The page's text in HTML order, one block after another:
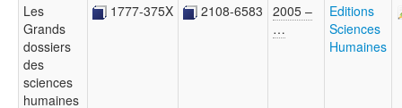
Les
Grands
dossiers
des
sciences
humaines
1777-375X 2108-6583 2005 –
…
Editions
Sciences
Humaines